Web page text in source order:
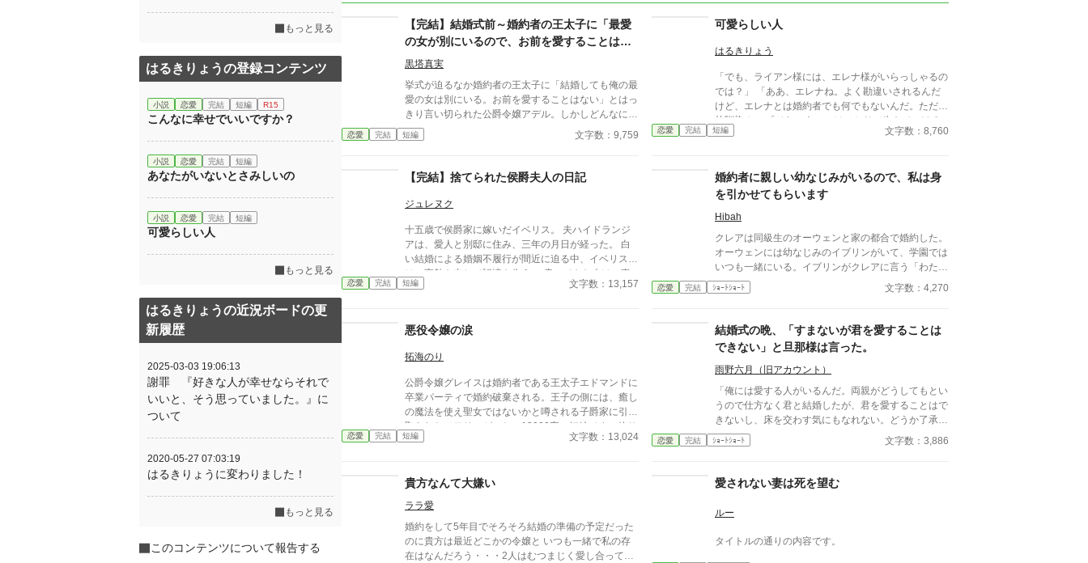
【完結】結婚式前～婚約者の王太子に「最愛
の女が別にいるので、お前を愛することはな
い」と言われました～
黒塔真実
挙式が迫るなか婚約者の王太子に「結婚しても俺の最
愛の女は別にいる。お前を愛することはない」とはっ
きり言い切られた公爵令嬢アデル。しかしどんなに婚
約者としてないがしろにされても女性としての誇りを
傷つけられても彼女は平気だった。なぜなら大切な
卒業ダンスパーティーの夜、アデルはかつてない、世
なろうにも別タイトルで重複投稿←【ジャンル日間4
恋愛 完結 短編 文字数：9,759
可愛らしい人
はるきりょう
「でも、ライアン様には、エレナ様がいらっしゃるの
では？」 「ああ、エレナね。よく勘違いされるんだ
けど、エレナとは婚約者でも何でもないんだ。ただの
幼馴染み」 「それにあいつはひとりで生きていける
から」 女性ながらに剣術を学ぶエレナは可愛げがな
か？」 「今日の夜会のパートナーはお決まりです
か？」 その言葉でパートナー同伴の夜会に招待さ
と一緒に行くと思っていたので参加の返事を出してい
たのだ。 「……いいえ」 当日の欠席は著しく評価
を下げる。今後、家庭教師として仕事をしていきたい
と考えるのであれば、父親か兄に頼んででも行った方
がいいだろう。 「よければ僕と一緒に行きません
か？」
恋愛 完結 短編 文字数：8,760
【完結】捨てられた侯爵夫人の日記
ジュレヌク
十五歳で侯爵家に嫁いだイベリス。 夫ハイドランジ
アは、愛人と別邸に住み、三年の月日が経った。 白
い結婚による婚姻不履行が間近に迫る中、イベリス
は、高熱を出して記憶を失う。 戻ってきた夫は、妻
に仕える侍女アリッサムから、いない月日の間書き綴
詰まっていた。 十八歳になり、美しく成長した妻を
心を忘れてしまったとしても、これ程までに思ってく
様々な人間の思いが交錯し、物語は、思わぬ方向へと
進んでいく。
恋愛 完結 短編 文字数：13,157
婚約者に親しい幼なじみがいるので、私は身
を引かせてもらいます
Hibah
クレアは同級生のオーウェンと家の都合で婚約した。
オーウェンには幼なじみのイブリンがいて、学園では
いつも一緒にいる。イブリンがクレアに言う「わたし
とオーウェンはラブラブなの。クレアのこと恨んで
る。謝るくらいなら婚約を破棄してよ」クレアは二人
恋愛 完結 ｼｮｰﾄｼｮｰﾄ 文字数：4,270
悪役令嬢の涙
拓海のり
公爵令嬢グレイスは婚約者である王太子エドマンドに
卒業パーティで婚約破棄される。王子の側には、癒し
の魔法を使え聖女ではないかと噂される子爵家に引き
取られたメアリ―がいた。13000字の短編です。他サ
イトにも投稿します。
恋愛 完結 短編 文字数：13,024
結婚式の晩、「すまないが君を愛することは
できない」と旦那様は言った。
雨野六月（旧アカウント）
「俺には愛する人がいるんだ。両親がどうしてもとい
うので仕方なく君と結婚したが、君を愛することはで
きないし、床を交わす気にもなれない。どうか了承し
てほしい」 結婚式の晩、新妻クロエが夫ロバートか
ら要求されたのは、お飾りの妻になることだった。
諭されて、クロエはそれを受け入れる。そして――
恋愛 完結 ｼｮｰﾄｼｮｰﾄ 文字数：3,886
貴方なんて大嫌い
ララ愛
婚約をして5年目でそろそろ結婚の準備の予定だった
のに貴方は最近どこかの令嬢と いつも一緒で私の存
在はなんだろう・・・2人はむつまじく愛し合ってい
愛されない妻は死を望む
ルー
タイトルの通りの内容です。
もっと見る
はるきりょうの登録コンテンツ
小説 恋愛 完結 短編 R15
こんなに幸せでいいですか？
小説 恋愛 完結 短編
あなたがいないとさみしいの
小説 恋愛 完結 短編
可愛らしい人
もっと見る
はるきりょうの近況ボードの更
新履歴
2025-03-03 19:06:13
謝罪 『好きな人が幸せならそれで
いいと、そう思っていました。』に
ついて
2020-05-27 07:03:19
はるきりょうに変わりました！
もっと見る
このコンテンツについて報告する